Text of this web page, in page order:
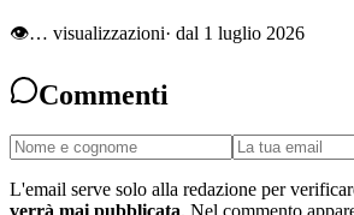
👁… visualizzazioni· dal 1 luglio 2026
Commenti
L'email serve solo alla redazione per